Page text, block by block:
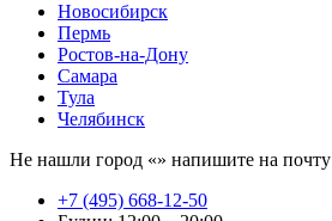
Новосибирск
Пермь
Ростов-на-Дону
Самара
Тула
Челябинск
Не нашли город «» напишите на почту
+7 (495) 668-12-50